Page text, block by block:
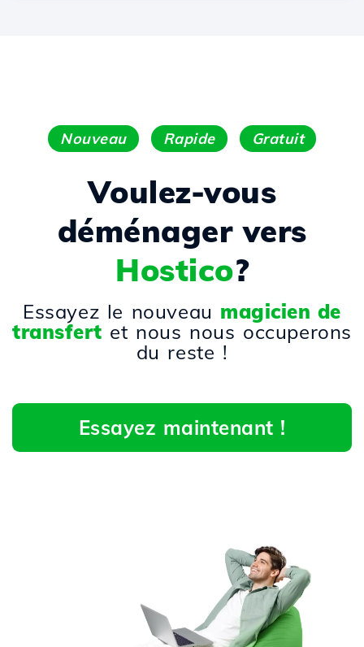
Nouveau Rapide Gratuit
Voulez-vous
déménager vers
Hostico?
Essayez le nouveau magicien de
transfert et nous nous occuperons
du reste !
Essayez maintenant !